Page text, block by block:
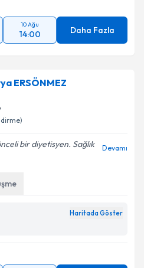
10 Ağu
14:00 Daha Fazla
ERSÖNMEZ
bir diyetisyen. Sağlık
Devamı
Haritada Göster